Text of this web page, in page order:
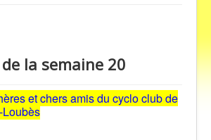
la semaine 20
et chers amis du cyclo club de
Loubès